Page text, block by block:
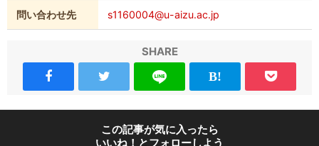
問い合わせ先 s1160004@u-aizu.ac.jp
SHARE
この記事が気に入ったら
いいね！とフォローしよう